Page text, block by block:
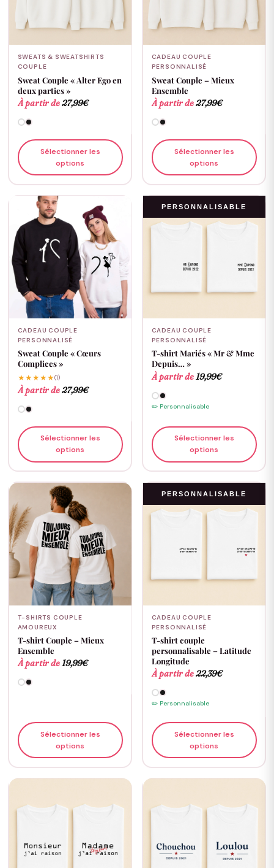
SWEATS & SWEATSHIRTS
COUPLE
Sweat Couple « Alter Ego en
deux parties »
À partir de27,99€
Sélectionner les
options
CADEAU COUPLE
PERSONNALISÉ
Sweat Couple – Mieux
Ensemble
À partir de27,99€
Sélectionner les
options
CADEAU COUPLE
PERSONNALISÉ
Sweat Couple « Cœurs
Complices »
★★★★★(1)
À partir de27,99€
Sélectionner les
options
PERSONNALISABLE
CADEAU COUPLE
PERSONNALISÉ
T-shirt Mariés « Mr & Mme
Depuis… »
À partir de19,99€
✏️ Personnalisable
Sélectionner les
options
T-SHIRTS COUPLE
AMOUREUX
T-shirt Couple – Mieux
Ensemble
À partir de19,99€
Sélectionner les
options
PERSONNALISABLE
CADEAU COUPLE
PERSONNALISÉ
T-shirt couple
personnalisable – Latitude
Longitude
À partir de22,39€
✏️ Personnalisable
Sélectionner les
options